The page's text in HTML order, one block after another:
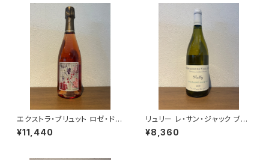
エクストラ・ブリュット ロゼ・ド・
ムニエ NV ラエルト・フレール
ロゼ シャンパーニュ 750ml
¥11,440
リュリー レ・サン・ジャック ブラ
ン 2023 ドメーヌ・ド・ヴィレー
ヌ 白ワイン 750ml
¥8,360